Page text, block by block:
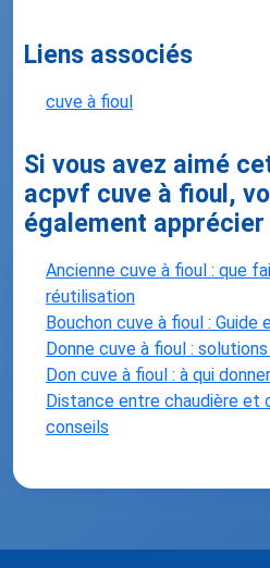
Liens associés
cuve à fioul
Si vous avez aimé
acpvf cuve à fioul,
également apprécier
Ancienne cuve à fioul : que
réutilisation
Bouchon cuve à fioul :
Donne cuve à fioul :
Don cuve à fioul : à qui
Distance entre chaudière et
conseils